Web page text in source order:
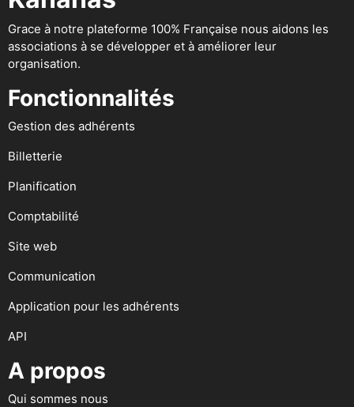
Grace à notre plateforme 100% Française nous aidons les
associations à se développer et à améliorer leur
organisation.
Fonctionnalités
Gestion des adhérents
Billetterie
Planification
Comptabilité
Site web
Communication
Application pour les adhérents
API
A propos
Qui sommes nous